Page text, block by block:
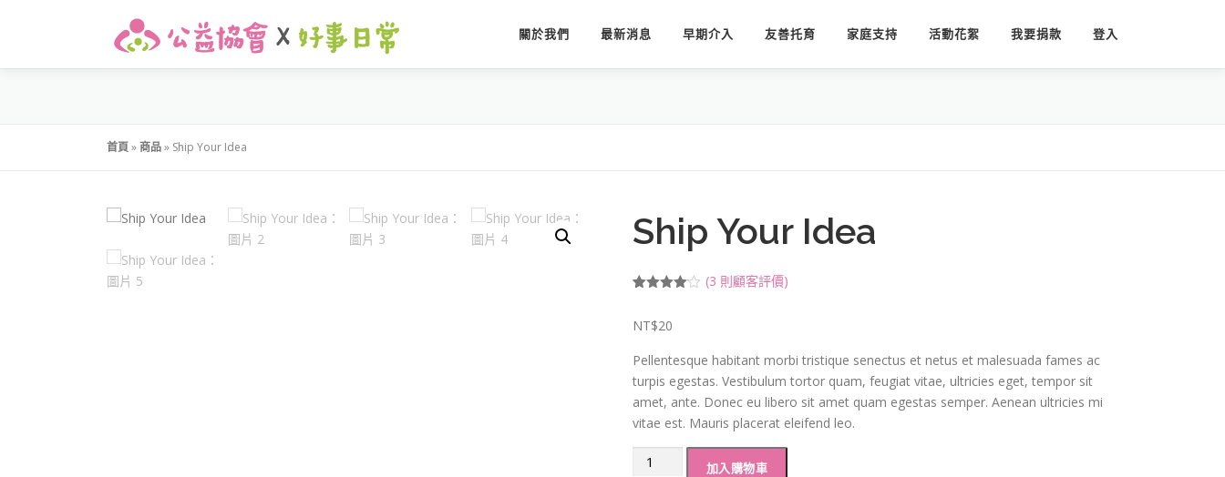
關於我們 最新消息 早期介入 友善托育 家庭支持 活動花絮 我要捐款 登入
首頁»商品» Ship Your Idea
Ship Your Idea
位顧客進
(3 則顧客評價)
NT$20
Pellentesque habitant morbi tristique senectus et netus et malesuada fames ac
turpis egestas. Vestibulum tortor quam, feugiat vitae, ultricies eget, tempor sit
amet, ante. Donec eu libero sit amet quam egestas semper. Aenean ultricies mi
vitae est. Mauris placerat eleifend leo.
加入購物車